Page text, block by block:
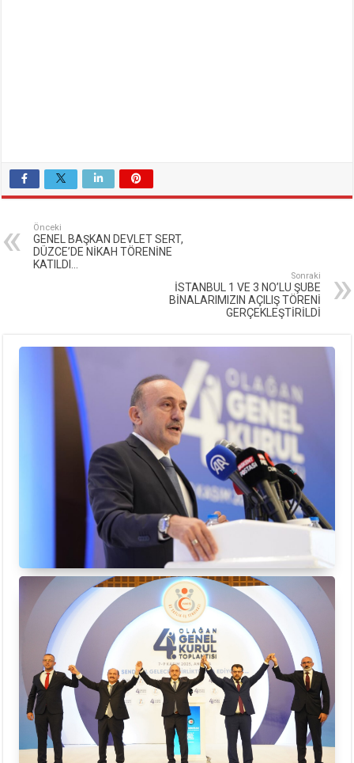
Önceki
GENEL BAŞKAN DEVLET SERT,
DÜZCE’DE NİKAH TÖRENİNE
KATILDI…
Sonraki
İSTANBUL 1 VE 3 NO’LU ŞUBE
BİNALARIMIZIN AÇILIŞ TÖRENİ
GERÇEKLEŞTİRİLDİ